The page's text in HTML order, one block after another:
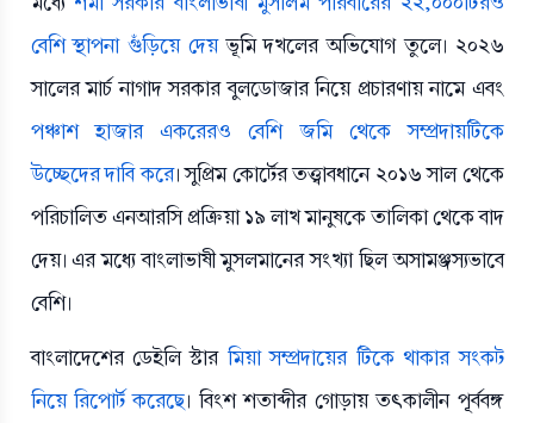
বেশি স্থাপনা গুঁড়িয়ে দেয়ভূমি দখলের অভিযোগ তুলে। ২০২৬
সালের মার্চ নাগাদ সরকার বুলডোজার নিয়ে প্রচারণায় নামে এবং
পঞ্চাশ হাজার একরেরও বেশি জমি থেকে সম্প্রদায়টিকে
উচ্ছেদের দাবি করে। সুপ্রিম কোর্টের তত্ত্বাবধানে ২০১৬ সাল থেকে
পরিচালিত এনআরসি প্রক্রিয়া ১৯ লাখ মানুষকে তালিকা থেকে বাদ
দেয়। এর মধ্যে বাংলাভাষী মুসলমানের সংখ্যা ছিল অসামঞ্জস্যভাবে
বেশি।
বাংলাদেশের ডেইলি স্টার মিয়া সম্প্রদায়ের টিকে থাকার সংকট
নিয়ে রিপোর্ট করেছে। বিংশ শতাব্দীর গোড়ায় তৎকালীন পূর্ববঙ্গ